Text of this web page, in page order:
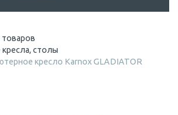
товаров
столы
кресло Karnox GLADIATOR